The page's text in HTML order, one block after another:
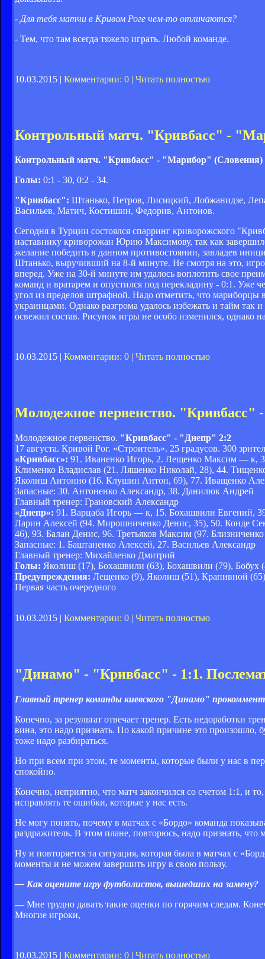
- Для тебя матчи в Кривом Роге чем-то отличаются?
- Тем, что там всегда тяжело играть. Любой команде.
10.03.2015 | Комментарии: 0 | Читать полностью
Контрольный матч. "Кривбасс" -
Контрольный матч. "Кривбасс" - "Марибор" (Словения)
Голы: 0:1 - 30, 0:2 - 34.
"Кривбасс": Штанько, Петров, Лисицкий, Лобжанидзе,
Васильев, Матич, Костишин, Федорив, Антонов.
Сегодня в Турции состоялся спарринг криворожского
наставнику криворожан Юрию Максимову, так как
желание победить в данном противостоянии, завладев
Штанько, выручивший на 8-й минуте. Не смотря на это,
вперед. Уже на 30-й минуте им удалось воплотить свое
команд и вратарем и опустился под перекладину - 0:1. Уже
угол из пределов штрафной. Надо отметить, что
украинцами. Однако разгрома удалось избежать и тайм
освежил состав. Рисунок игры не особо изменился, однако
10.03.2015 | Комментарии: 0 Читать полностью
Молодежное первенство. "Кривбасс"
Молодежное первенство. "Кривбасс" - "Днепр" 2:2
17 августа. Кривой Рог. «Строитель». 25 градусов. 300
«Кривбасс»: 91. Иваненко Игорь, 2. Лещенко Максим — к,
Клименко Владислав (21. Ляшенко Николай, 28), 44.
Яколиш Антонио (16. Клушин Антон, 69), 77. Иващенко
Запасные: 30. Антоненко Александр, 38. Данилюк Андрей
Главный тренер: Грановский Александр
«Днепр»: 91. Варцаба Игорь — к, 15. Бохашвили Евгений,
Ларин Алексей (94. Мирошниченко Денис, 35), 50. Конде
46), 93. Балан Денис, 96. Третьяков Максим (97.
Запасные: 1. Баштаненко Алексей, 27. Васильев Александр
Главный тренер: Михайленко Дмитрий
Голы: Яколиш (17), Бохашвили (63), Бохашвили (79), Бобух
Предупреждения: Лещенко (9), Яколиш (51), Крапивной
Первая часть очередного
10.03.2015 | Комментарии: 0 | Читать полностью
"Динамо" - "Кривбасс" - 1:1.
Главный тренер команды киевского "Динамо"
Конечно, за результат отвечает тренер. Есть недоработки
вина, это надо признать. По какой причине это произошло,
тоже надо разбираться.
Но при всем при этом, те моменты, которые были у нас в
спокойно.
Конечно, неприятно, что матч закончился со счетом 1:1, и
исправлять те ошибки, которые у нас есть.
Не могу понять, почему в матчах с «Бордо» команда
раздражитель. В этом плане, повторюсь, надо признать,
Ну и повторяется та ситуация, которая была в матчах с
моменты и не можем завершить игру в свою пользу.
— Как оцените игру футболистов, вышедших на замену?
— Мне трудно давать такие оценки по горячим следам.
Многие игроки,
10.03.2015 | Комментарии: 0 | Читать полностью